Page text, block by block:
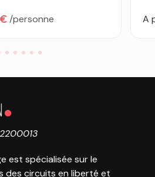
/personne
A
est spécialisée sur le
des circuits en liberté et